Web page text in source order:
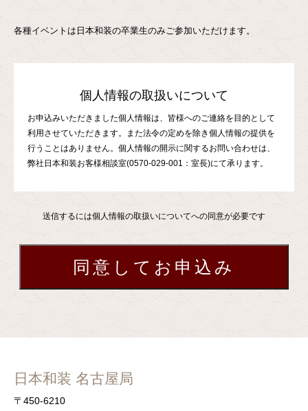
各種イベントは日本和装の卒業生のみご参加いただけます。
個人情報の取扱いについて
お申込みいただきました個人情報は、皆様へのご連絡を目的として
利用させていただきます。また法令の定めを除き個人情報の提供を
行うことはありません。個人情報の開示に関するお問い合わせは、
弊社日本和装お客様相談室(0570-029-001：室長)にて承ります。
送信するには個人情報の取扱いについてへの同意が必要です
日本和装 名古屋局
〒450-6210